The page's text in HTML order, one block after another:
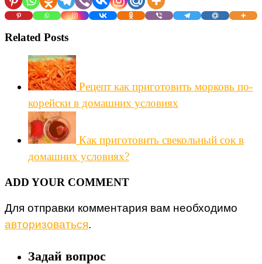
Related Posts
Рецепт как приготовить морковь по-
корейски в домашних условиях
Как приготовить свекольный сок в
домашних условиях?
ADD YOUR COMMENT
Для отправки комментария вам необходимо
авторизоваться.
Задай вопрос